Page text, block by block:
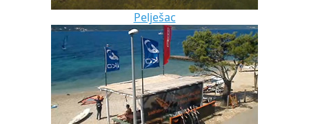
Pelješac